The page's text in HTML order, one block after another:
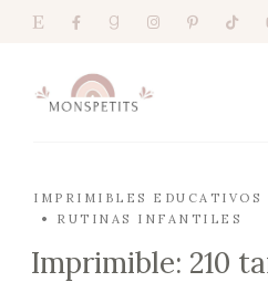
IMPRIMIBLES EDUCATIVOS
RUTINAS INFANTILES
Imprimible: 210